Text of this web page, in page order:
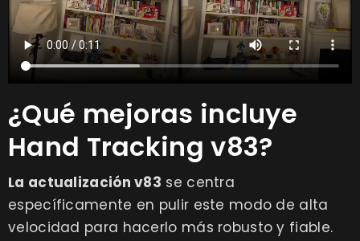
¿Qué mejoras incluye
Hand Tracking v83?
La actualización v83 se centra
específicamente en pulir este modo de alta
velocidad para hacerlo más robusto y fiable.